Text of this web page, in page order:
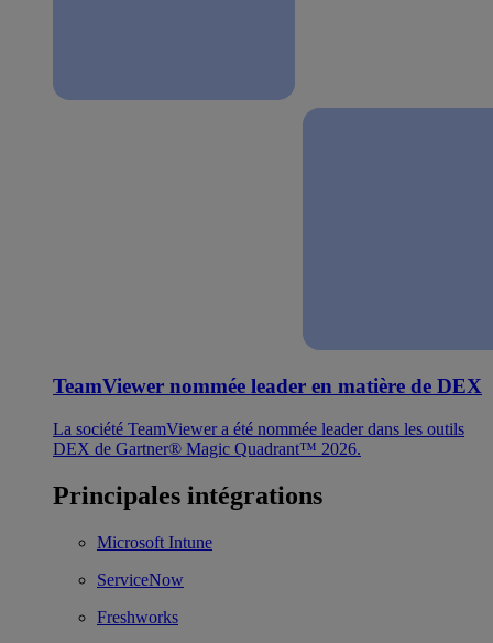
TeamViewer nommée leader en matière de DEX
La société TeamViewer a été nommée leader dans les outils
DEX de Gartner® Magic Quadrant™ 2026.
Principales intégrations
Microsoft Intune
ServiceNow
Freshworks